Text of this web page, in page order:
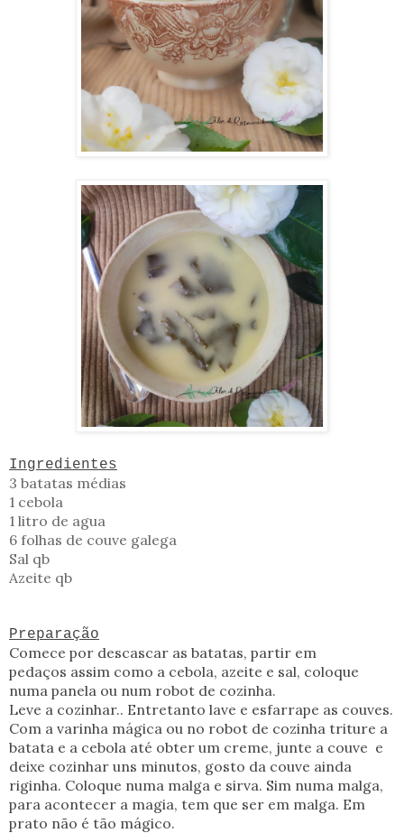
Ingredientes
3 batatas médias
1 cebola
1 litro de agua
6 folhas de couve galega
Sal qb
Azeite qb
Preparação
Comece por descascar as batatas, partir em
pedaços assim como a cebola, azeite e sal, coloque
numa panela ou num robot de cozinha.
Leve a cozinhar.. Entretanto lave e esfarrape as couves.
Com a varinha mágica ou no robot de cozinha triture a
batata e a cebola até obter um creme, junte a couve e
deixe cozinhar uns minutos, gosto da couve ainda
riginha. Coloque numa malga e sirva. Sim numa malga,
para acontecer a magia, tem que ser em malga. Em
prato não é tão mágico.